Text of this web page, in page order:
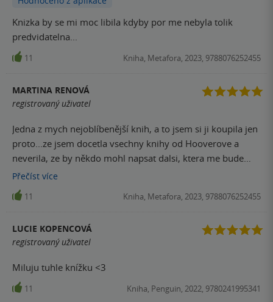
Knizka by se mi moc libila kdyby por me nebyla tolik
predvidatelna...
11 Kniha, Metafora, 2023, 9788076252455
MARTINA RENOVÁ
registrovaný uživatel
Jedna z mych nejoblíbenější knih, a to jsem si ji koupila jen
proto...ze jsem docetla vsechny knihy od Hooverove a
neverila, ze by někdo mohl napsat dalsi, ktera me bude
bavit stejne jak Hooverova. Klicove slovo ke knizce, bych
napsal VTIPNA.. je od zacatku do konce protkana vtipnymi
dialogy, spickujici lidmi, kteri na sobe nenechaji nit suchou,
celkove je to zavrseno laskou. I kdyz mi chybi nejaky drsný
pribeh, na ktery jsem zvykla u jine autorky, ktery je tam
vsazen.. tak tohle je proste cteni na pohlazeni po dusi.. kdy
se chcete zasmat , uculit u knizky a nebo proste zavrit
knizku s dobrým pocitem.
Přečíst více
11 Kniha, Metafora, 2023, 9788076252455
LUCIE KOPENCOVÁ
registrovaný uživatel
Miluju tuhle knížku <3
11 Kniha, Penguin, 2022, 9780241995341